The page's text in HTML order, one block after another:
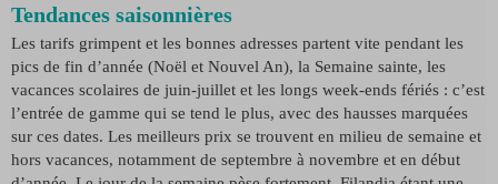
Tendances saisonnières
Les tarifs grimpent et les bonnes adresses partent vite pendant les
pics de fin d’année (Noël et Nouvel An), la Semaine sainte, les
vacances scolaires de juin-juillet et les longs week-ends fériés : c’est
l’entrée de gamme qui se tend le plus, avec des hausses marquées
sur ces dates. Les meilleurs prix se trouvent en milieu de semaine et
hors vacances, notamment de septembre à novembre et en début